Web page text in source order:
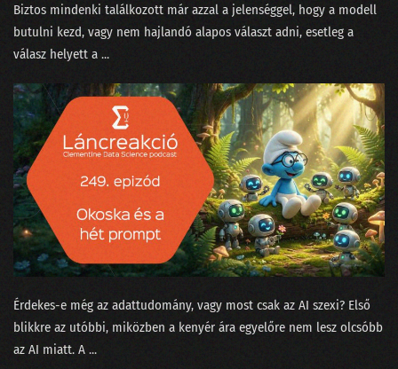
067 - Mókusvakítás-e a hiperperszonalizáció?
066 - A Nagy Gravity-exit
065 - MNB Fintech jelentés
064 - A maciddal beszélgetsz inkább, vagy LaMDÁ-val?
063 - A nagy cicabűnöző, mint általános MI
062 - Halott színészek hamis videókban
061 - Az AI hőse és egy robot fényképezőgép nélkül
060 - Felesleges AI és a hasznos szuperappok
059 - Yang Győző: nyelvi modellek
Biztos mindenki találkozott már azzal a jelenséggel, hogy a modell
butulni kezd, vagy nem hajlandó alapos választ adni, esetleg a
válasz helyett a ...
Érdekes-e még az adattudomány, vagy most csak az AI szexi? Első
blikkre az utóbbi, miközben a kenyér ára egyelőre nem lesz olcsóbb
az AI miatt. A ...